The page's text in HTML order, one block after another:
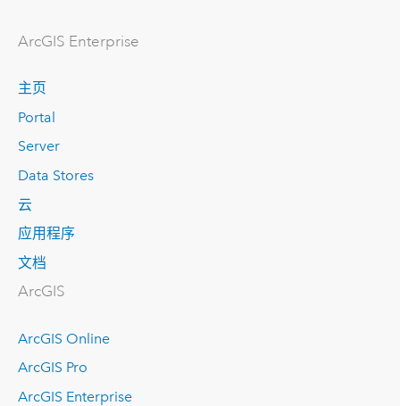
ArcGIS Enterprise
主页
Portal
Server
Data Stores
云
应用程序
文档
ArcGIS
ArcGIS Online
ArcGIS Pro
ArcGIS Enterprise